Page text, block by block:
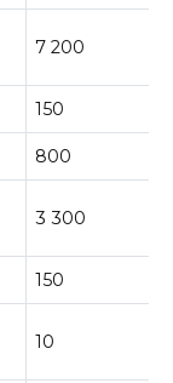
7 200
150
800
3 300
150
10